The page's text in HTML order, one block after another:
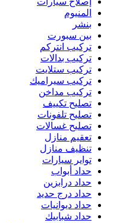
المنيوم
بنشر
بين سبورت
تركيب انتركم
تركيب بدالات
تركيب ستلايت
تركيب سيراميك
تركيب مداخن
تصليح تكييف
تصليح تلفونات
تصليح غسالات
تعقيم منازل
تنظيف منازل
تواير سيارات
حداد أبواب
حداد درابزين
حداد درج حديد
حداد ديوانيات
حداد شبابيك